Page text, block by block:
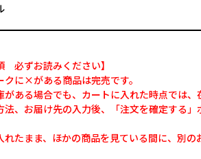
必ずお読みください】
に×がある商品は完売です。
がある場合でも、カートに入れた時点では、
法、お届け先の入力後、「注文を確定する
れたまま、ほかの商品を見ている間に、別